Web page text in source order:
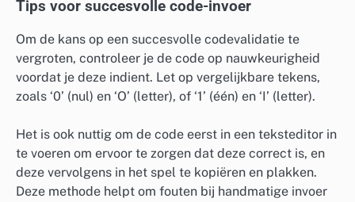
Tips voor succesvolle code-invoer
Om de kans op een succesvolle codevalidatie te
vergroten, controleer je de code op nauwkeurigheid
voordat je deze indient. Let op vergelijkbare tekens,
zoals ‘0’ (nul) en ‘O’ (letter), of ‘1’ (één) en ‘I’ (letter).
Het is ook nuttig om de code eerst in een teksteditor in
te voeren om ervoor te zorgen dat deze correct is, en
deze vervolgens in het spel te kopiëren en plakken.
Deze methode helpt om fouten bij handmatige invoer